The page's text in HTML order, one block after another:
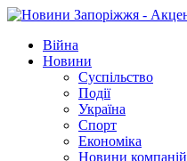
Війна
Новини
Суспільство
Події
Україна
Спорт
Економіка
Новини компаній